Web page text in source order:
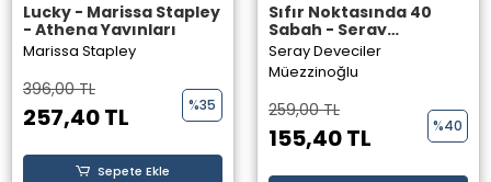
Lucky - Marissa Stapley
- Athena Yayınları
Marissa Stapley
396,00 TL
257,40 TL %35
Sepete Ekle
Sıfır Noktasında 40
Sabah - Seray
Deveciler Müezzinoğlu
- Perseus Yayınevi
Seray Deveciler
Müezzinoğlu
259,00 TL
155,40 TL %40